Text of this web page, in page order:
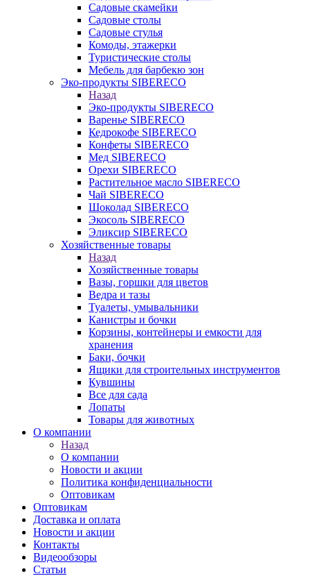
Садовые скамейки
Садовые столы
Садовые стулья
Комоды, этажерки
Туристические столы
Мебель для барбекю зон
Эко-продукты SIBERECO
Назад
Эко-продукты SIBERECO
Варенье SIBERECO
Кедрокофе SIBERECO
Конфеты SIBERECO
Мед SIBERECO
Орехи SIBERECO
Растительное масло SIBERECO
Чай SIBERECO
Шоколад SIBERECO
Экосоль SIBERECO
Эликсир SIBERECO
Хозяйственные товары
Назад
Хозяйственные товары
Вазы, горшки для цветов
Ведра и тазы
Туалеты, умывальники
Канистры и бочки
Корзины, контейнеры и емкости для
хранения
Баки, бочки
Ящики для строительных инструментов
Кувшины
Все для сада
Лопаты
Товары для животных
О компании
Назад
О компании
Новости и акции
Политика конфиденциальности
Оптовикам
Оптовикам
Доставка и оплата
Новости и акции
Контакты
Видеообзоры
Статьи